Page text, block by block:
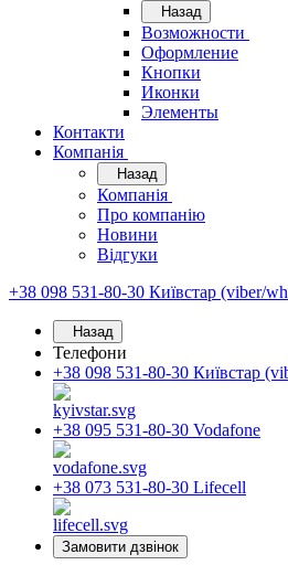
Назад
Возможности
Оформление
Кнопки
Иконки
Элементы
Контакти
Компанія
Назад
Компанія
Про компанію
Новини
Відгуки
+38 098 531-80-30 Київстар (viber/
Назад
Телефони
+38 098 531-80-30 Київстар
+38 095 531-80-30 Vodafone
+38 073 531-80-30 Lifecell
Замовити дзвінок